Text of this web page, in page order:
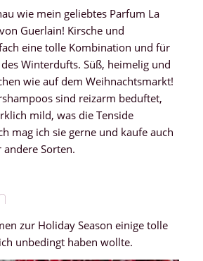
wie mein geliebtes Parfum La
Guerlain! Kirsche und
eine tolle Kombination und für
Winterdufts. Süß, heimelig und
wie auf dem Weihnachtsmarkt!
sind reizarm beduftet,
mild, was die Tenside
mag ich sie gerne und kaufe auch
Sorten.
zur Holiday Season einige tolle
unbedingt haben wollte.